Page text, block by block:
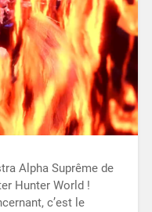
Alpha Suprême de
Hunter World !
c’est le